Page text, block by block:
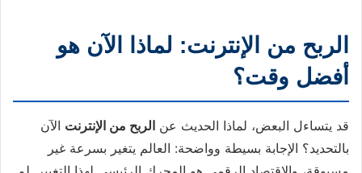
الربح من الإنترنت: لماذا الآن هو
أفضل وقت؟
قد يتساءل البعض، لماذا الحديث عن الربح من الإنترنت الآن
بالتحديد؟ الإجابة بسيطة وواضحة: العالم يتغير بسرعة غير